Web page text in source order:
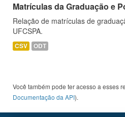
Matrículas da Graduação e
Relação de matrículas de
UFCSPA.
CSV ODT
Você também pode ter acesso a esses
Documentação da API).